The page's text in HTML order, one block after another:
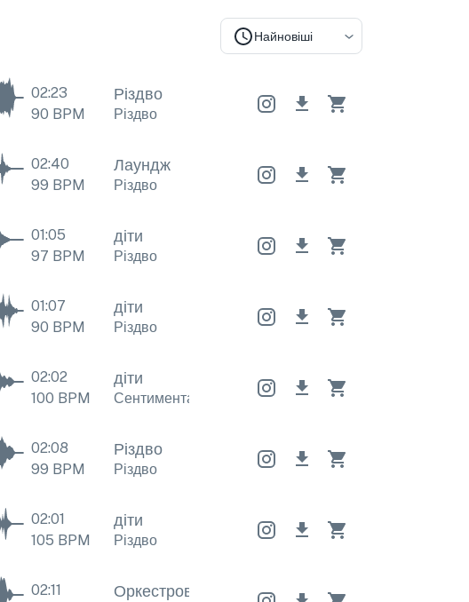
Найновіші
02:23
90 BPM
Різдво
Різдво
02:40
99 BPM
Лаундж
Різдво
01:05
97 BPM
діти
Різдво
01:07
90 BPM
діти
Різдво
02:02
100 BPM
діти
Сентиментальний Різдво Сентиментальний
02:08
99 BPM
Різдво
Різдво
02:01
105 BPM
діти
Різдво
02:11
Оркестрова Оркестрова Оркестрова